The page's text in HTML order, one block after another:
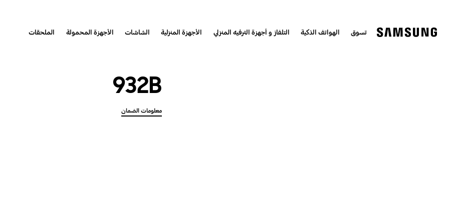
تسوق الهواتف الذكية التلفاز و أجهزة الترفيه المنزلي الأجهزة المنزلية الشاشات الأجهزة المحمولة الملحقات
932B
معلومات الضمان